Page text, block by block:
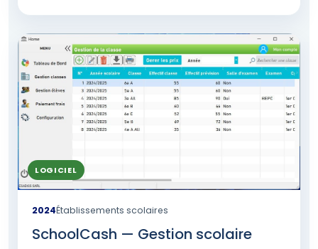
LOGICIEL
2024Établissements scolaires
SchoolCash — Gestion scolaire